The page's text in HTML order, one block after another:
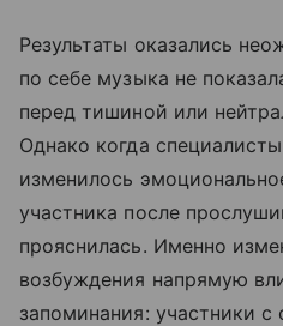
Результаты оказались
по себе музыка не
перед тишиной или
Однако когда
изменилось
участника после
прояснилась. Именно
возбуждения напрямую
запоминания: участники